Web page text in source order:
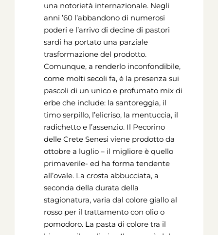
una notorietà internazionale. Negli
anni ’60 l’abbandono di numerosi
poderi e l’arrivo di decine di pastori
sardi ha portato una parziale
trasformazione del prodotto.
Comunque, a renderlo inconfondibile,
come molti secoli fa, è la presenza sui
pascoli di un unico e profumato mix di
erbe che include: la santoreggia, il
timo serpillo, l’elicriso, la mentuccia, il
radichetto e l’assenzio. Il Pecorino
delle Crete Senesi viene prodotto da
ottobre a luglio – il migliore è quello
primaverile- ed ha forma tendente
all’ovale. La crosta abbucciata, a
seconda della durata della
stagionatura, varia dal colore giallo al
rosso per il trattamento con olio o
pomodoro. La pasta di colore tra il